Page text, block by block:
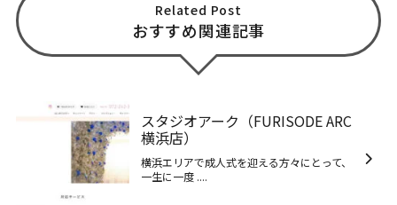
Related Post
おすすめ関連記事
スタジオアーク（FURISODE ARC
横浜店）
横浜エリアで成人式を迎える方々にとって、
一生に一度 ....